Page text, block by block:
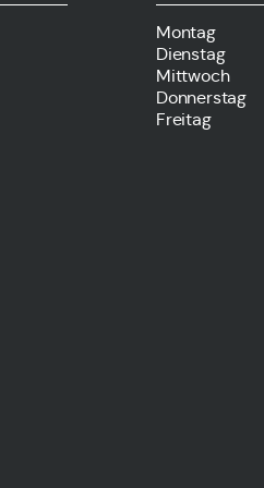
Montag
Dienstag
Mittwoch
Donnerstag
Freitag